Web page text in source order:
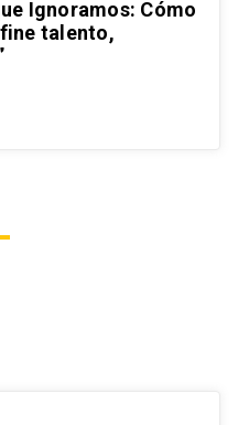
Ignoramos: Cómo
talento,